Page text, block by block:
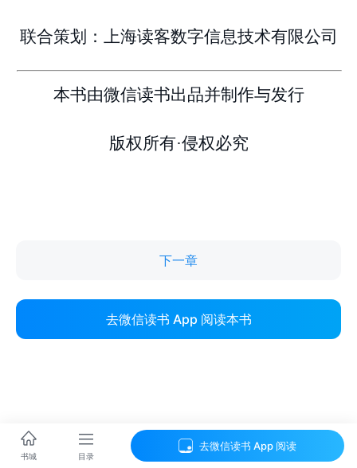
下一章
去微信读书 App 阅读本书
书城 目录
去微信读书 App 阅读